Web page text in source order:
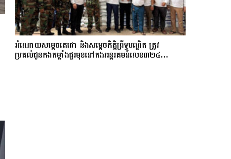
អំណោយសម្តេចតេជោ និងសម្តេចកិត្តិព្រឹទ្ធបណ្ឌិត ត្រូវ
ប្រគល់ជូនកងកម្លាំងជួរមុខនៅកងអន្តរគមន៍លេខ៣២៤…